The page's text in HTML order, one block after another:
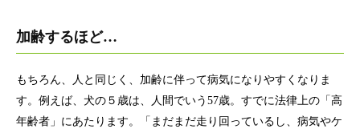
加齢するほど…
もちろん、人と同じく、加齢に伴って病気になりやすくなりま
す。例えば、犬の５歳は、人間でいう57歳。すでに法律上の「高
年齢者」にあたります。「まだまだ走り回っているし、病気やケ